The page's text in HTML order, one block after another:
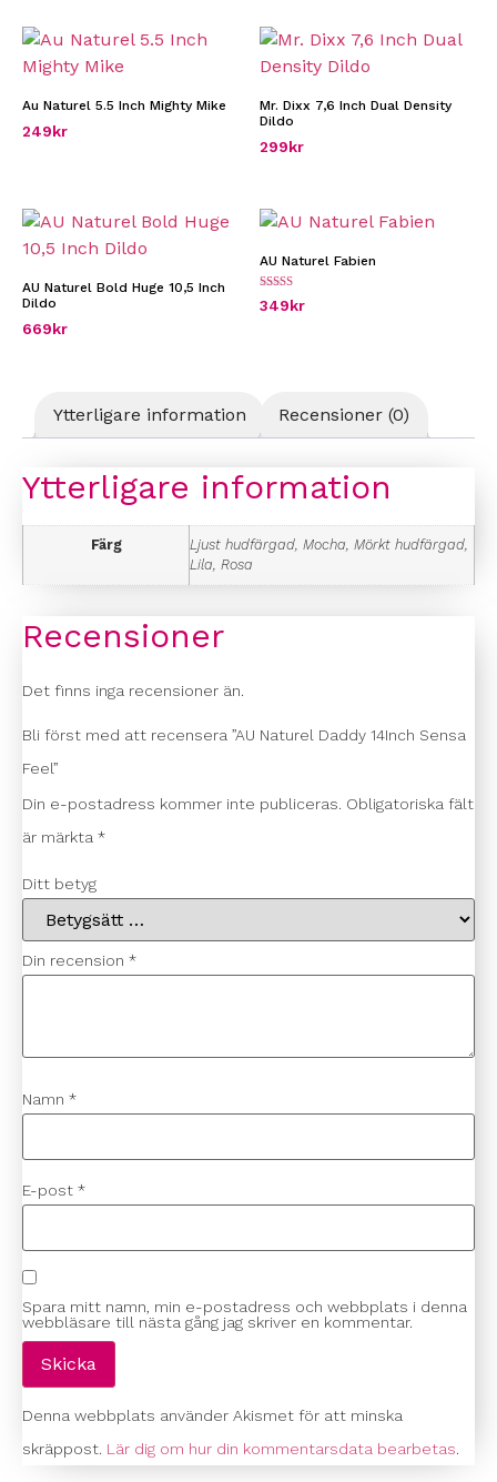
Ytterligare information Recensioner (0)
Ytterligare information
Färg
Ljust hudfärgad, Mocha, Mörkt hudfärgad,
Lila, Rosa
Recensioner
Det finns inga recensioner än.
Bli först med att recensera ”AU Naturel Daddy 14Inch Sensa
Feel”
Din e-postadress kommer inte publiceras. Obligatoriska fält
är märkta *
Ditt betyg
Din recension *
Namn *
E-post *
Spara mitt namn, min e-postadress och webbplats i denna
webbläsare till nästa gång jag skriver en kommentar.
Denna webbplats använder Akismet för att minska
skräppost. Lär dig om hur din kommentarsdata bearbetas.
Au Naturel 5.5 Inch Mighty Mike
249kr
Mr. Dixx 7,6 Inch Dual Density
Dildo
299kr
AU Naturel Bold Huge 10,5 Inch
Dildo
669kr
AU Naturel Fabien
Betygsatt
5.00
349kr